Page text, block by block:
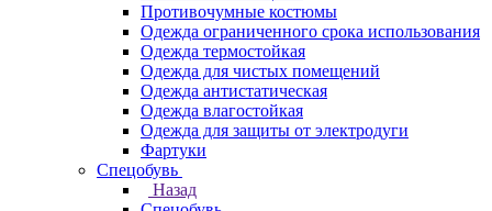
Противочумные костюмы
Одежда ограниченного срока использования
Одежда термостойкая
Одежда для чистых помещений
Одежда антистатическая
Одежда влагостойкая
Одежда для защиты от электродуги
Фартуки
Спецобувь
Назад